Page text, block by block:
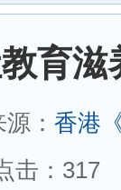
教育
： 香港
击： 317